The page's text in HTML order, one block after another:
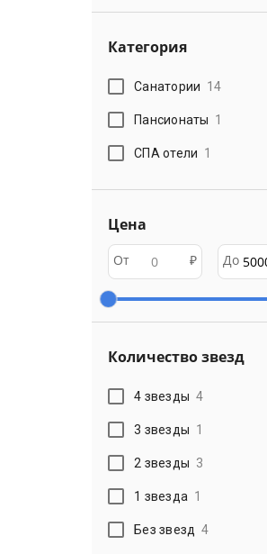
Категория
Санатории 14
Пансионаты 1
СПА отели 1
Цена
От ₽ До
Количество звезд
4 звезды 4
3 звезды 1
2 звезды 3
1 звезда 1
Без звезд 4